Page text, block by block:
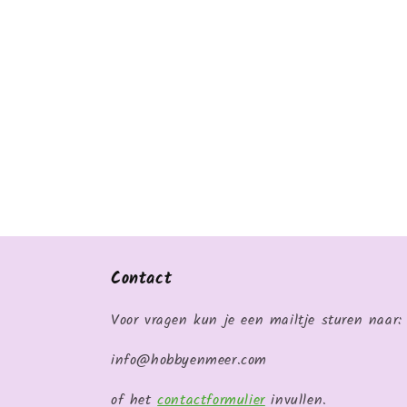
Contact
Voor vragen kun je een mailtje sturen naar:
info@hobbyenmeer.com
of hetcontactformulierinvullen.